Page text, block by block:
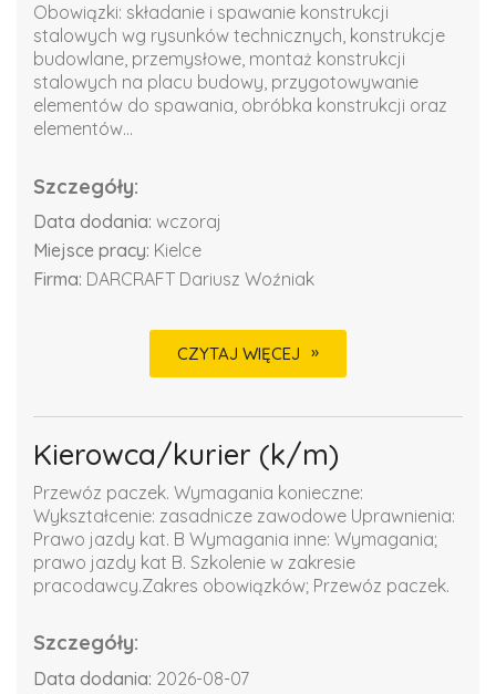
Obowiązki: składanie i spawanie konstrukcji
stalowych wg rysunków technicznych, konstrukcje
budowlane, przemysłowe, montaż konstrukcji
stalowych na placu budowy, przygotowywanie
elementów do spawania, obróbka konstrukcji oraz
elementów...
Szczegóły:
Data dodania: wczoraj
Miejsce pracy: Kielce
Firma: DARCRAFT Dariusz Woźniak
CZYTAJ WIĘCEJ
Kierowca/kurier (k/m)
Przewóz paczek. Wymagania konieczne:
Wykształcenie: zasadnicze zawodowe Uprawnienia:
Prawo jazdy kat. B Wymagania inne: Wymagania;
prawo jazdy kat B. Szkolenie w zakresie
pracodawcy.Zakres obowiązków; Przewóz paczek.
Szczegóły:
Data dodania: 2026-08-07